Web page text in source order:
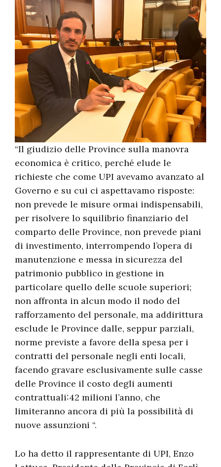
“Il giudizio delle Province sulla manovra
economica è critico, perché elude le
richieste che come UPI avevamo avanzato al
Governo e su cui ci aspettavamo risposte:
non prevede le misure ormai indispensabili,
per risolvere lo squilibrio finanziario del
comparto delle Province, non prevede piani
di investimento, interrompendo l’opera di
manutenzione e messa in sicurezza del
patrimonio pubblico in gestione in
particolare quello delle scuole superiori;
non affronta in alcun modo il nodo del
rafforzamento del personale, ma addirittura
esclude le Province dalle, seppur parziali,
norme previste a favore della spesa per i
contratti del personale negli enti locali,
facendo gravare esclusivamente sulle casse
delle Province il costo degli aumenti
contrattuali:42 milioni l’anno, che
limiteranno ancora di più la possibilità di
nuove assunzioni “.
Lo ha detto il rappresentante di UPI, Enzo